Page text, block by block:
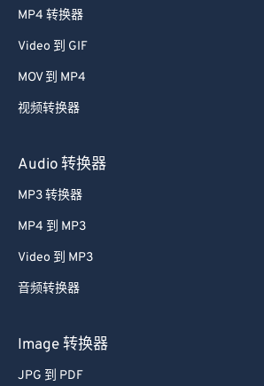
MP4 转换器
Video 到 GIF
MOV 到 MP4
视频转换器
Audio 转换器
MP3 转换器
MP4 到 MP3
Video 到 MP3
音频转换器
Image 转换器
JPG 到 PDF